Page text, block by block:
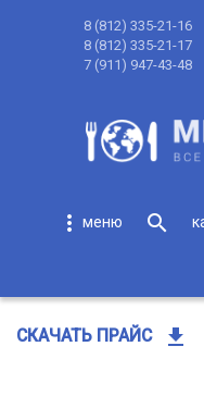
8 (812) 335-21-16
8 (812) 335-21-17
7 (911) 947-43-48
more_vert search
СКАЧАТЬ ПРАЙС get_app